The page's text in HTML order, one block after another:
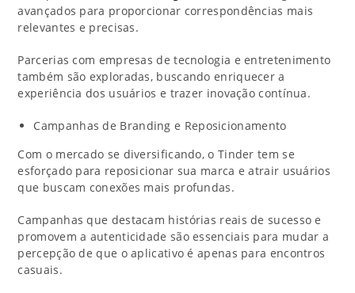
avançados para proporcionar correspondências mais
relevantes e precisas.
Parcerias com empresas de tecnologia e entretenimento
também são exploradas, buscando enriquecer a
experiência dos usuários e trazer inovação contínua.
Campanhas de Branding e Reposicionamento
Com o mercado se diversificando, o Tinder tem se
esforçado para reposicionar sua marca e atrair usuários
que buscam conexões mais profundas.
Campanhas que destacam histórias reais de sucesso e
promovem a autenticidade são essenciais para mudar a
percepção de que o aplicativo é apenas para encontros
casuais.